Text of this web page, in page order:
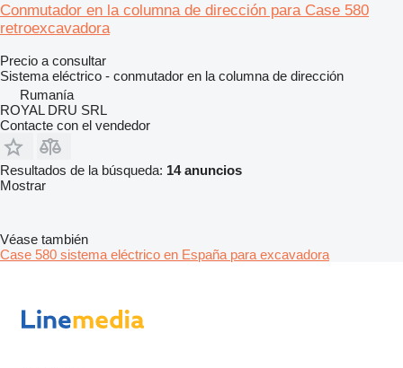
Conmutador en la columna de dirección para Case 580
retroexcavadora
Precio a consultar
Sistema eléctrico - conmutador en la columna de dirección
Rumanía
ROYAL DRU SRL
Contacte con el vendedor
Resultados de la búsqueda: 14 anuncios
Mostrar
Véase también
Case 580 sistema eléctrico en España para excavadora